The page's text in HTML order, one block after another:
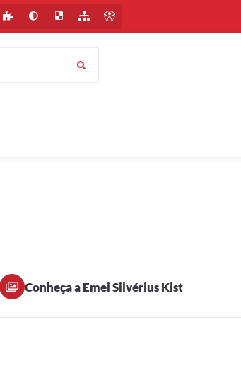
Conheça a Emei Silvérius Kist